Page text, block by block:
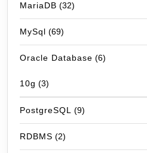
MariaDB (32)
MySql (69)
Oracle Database (6)
10g (3)
PostgreSQL (9)
RDBMS (2)